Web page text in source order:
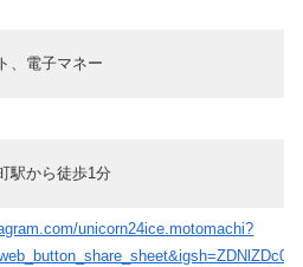
、電子マネー
駅から徒歩1分
unicorn24ice.motomachi?